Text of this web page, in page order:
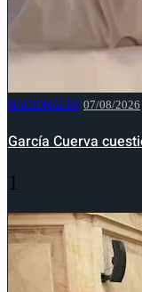
NACIONALES 07/08/2026
García Cuerva
1